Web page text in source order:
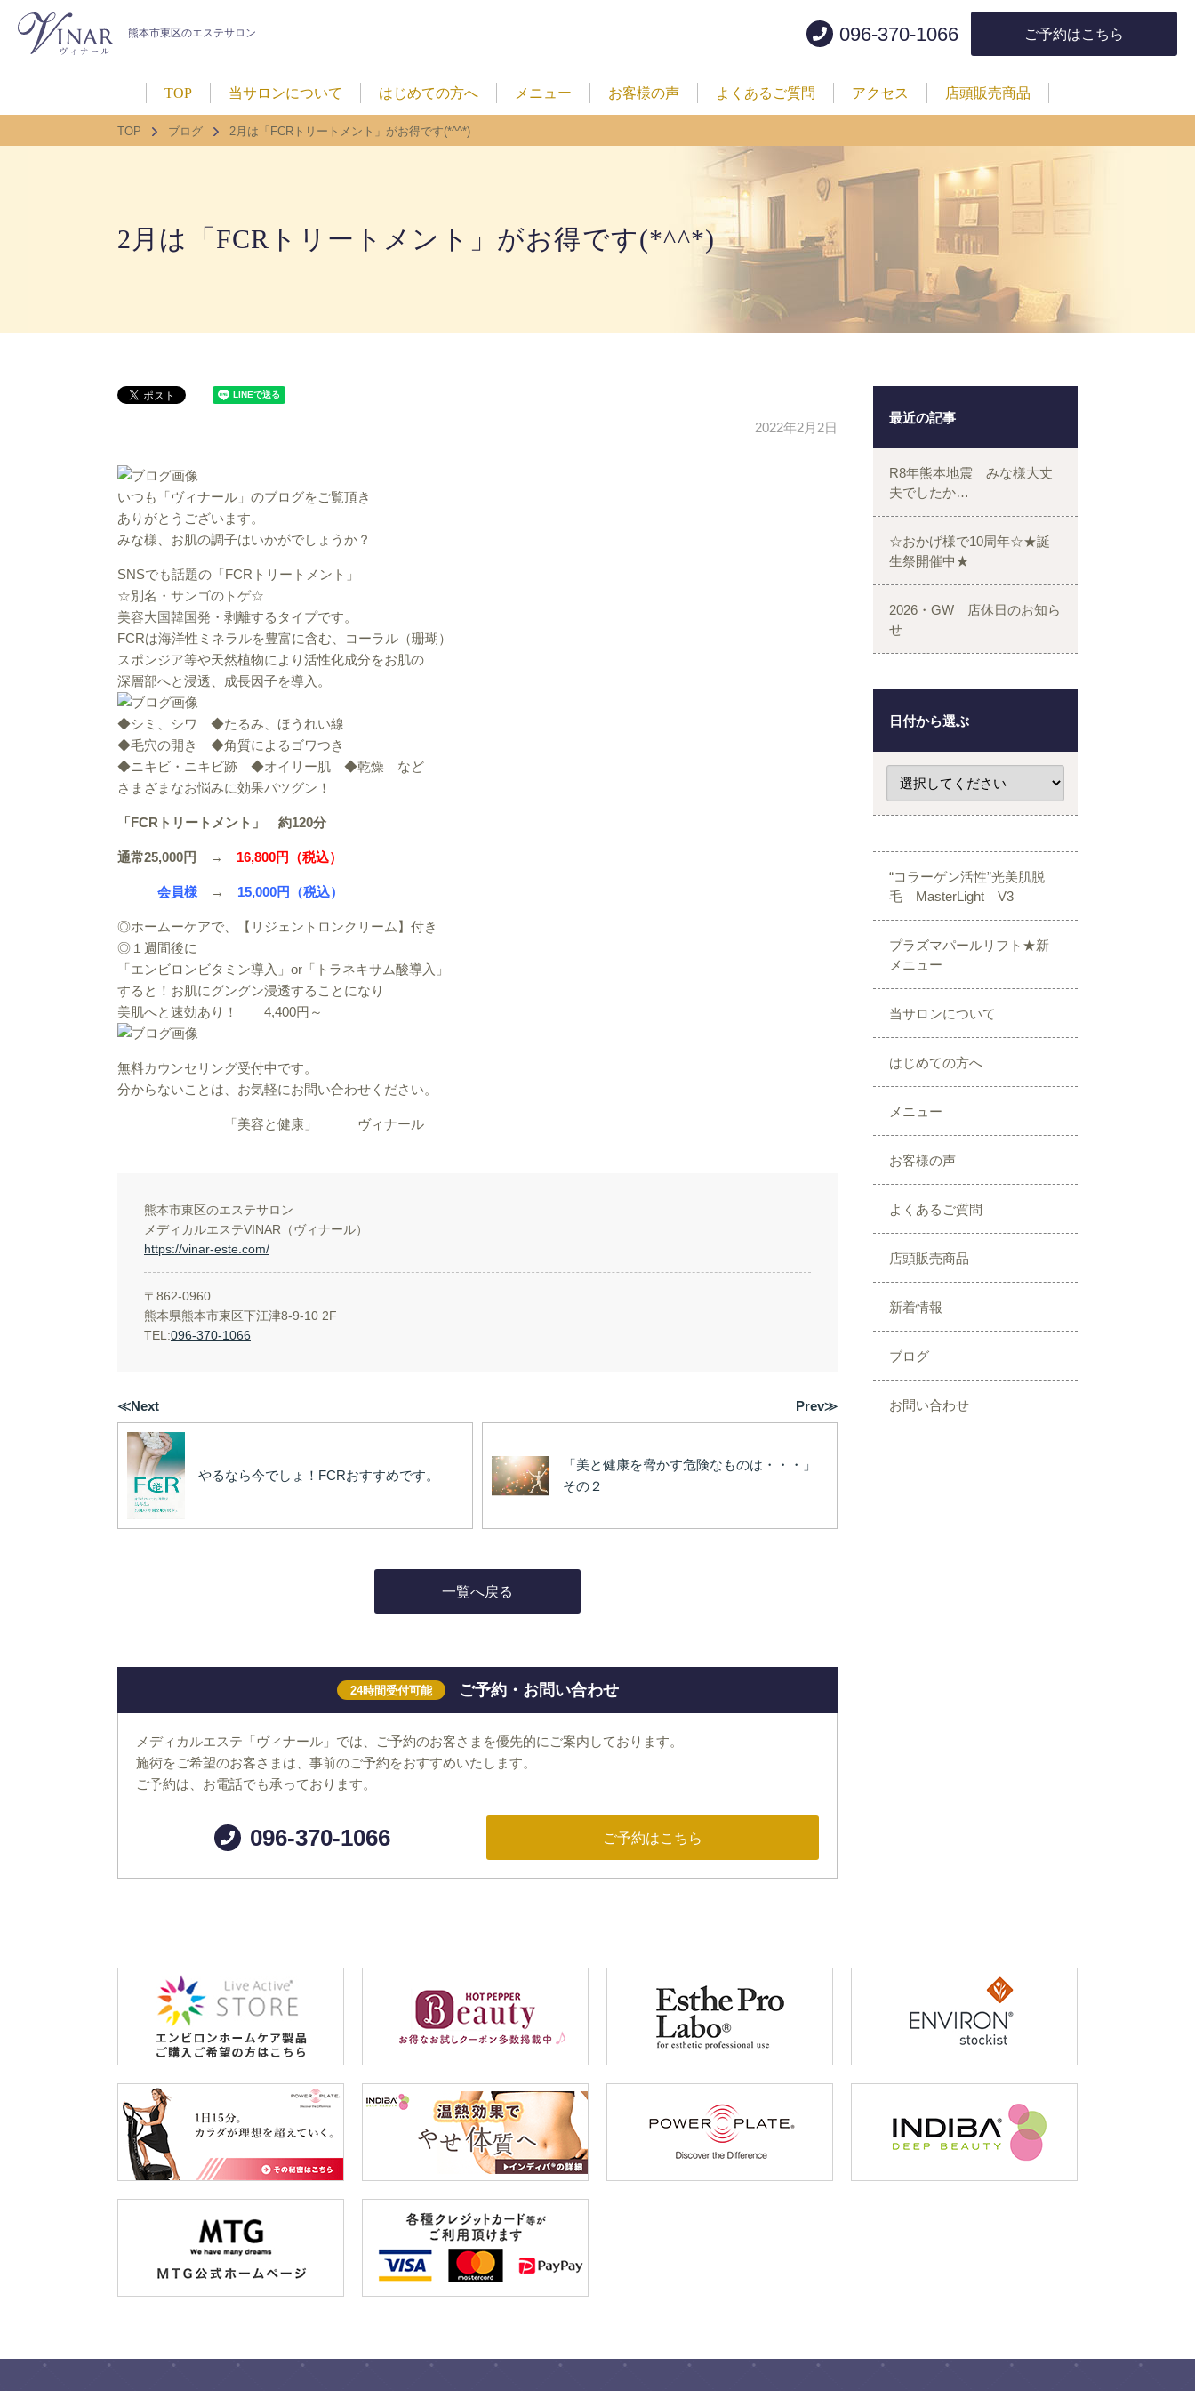
熊本市東区のエステサロン 096-370-1066 ご予約はこちら
TOP 当サロンについて はじめての方へ メニュー お客様の声 よくあるご質問 アクセス 店頭販売商品
TOP ブログ 2月は「FCRトリートメント」がお得です(*^^*)
2月は「FCRトリートメント」がお得です(*^^*)
2022年2月2日
いつも「ヴィナール」のブログをご覧頂き
ありがとうございます。
みな様、お肌の調子はいかがでしょうか？
SNSでも話題の「FCRトリートメント」
☆別名・サンゴのトゲ☆
美容大国韓国発・剥離するタイプです。
FCRは海洋性ミネラルを豊富に含む、コーラル（珊瑚）
スポンジア等や天然植物により活性化成分をお肌の
深層部へと浸透、成長因子を導入。
◆シミ、シワ ◆たるみ、ほうれい線
◆毛穴の開き ◆角質によるゴワつき
◆ニキビ・ニキビ跡 ◆オイリー肌 ◆乾燥 など
さまざまなお悩みに効果バツグン！
「FCRトリートメント」 約120分
通常25,000円 → 16,800円（税込）
会員様 → 15,000円（税込）
◎ホームーケアで、【リジェントロンクリーム】付き
◎１週間後に
「エンビロンビタミン導入」or「トラネキサム酸導入」
すると！お肌にグングン浸透することになり
美肌へと速効あり！ 4,400円～
無料カウンセリング受付中です。
分からないことは、お気軽にお問い合わせください。
「美容と健康」 ヴィナール
熊本市東区のエステサロン
メディカルエステVINAR（ヴィナール）
https://vinar-este.com/
〒862-0960
熊本県熊本市東区下江津8-9-10 2F
TEL:096-370-1066
≪Next
やるなら今でしょ！FCRおすすめです。
Prev≫
「美と健康を脅かす危険なものは・・・」
その２
一覧へ戻る
24時間受付可能 ご予約・お問い合わせ
メディカルエステ「ヴィナール」では、ご予約のお客さまを優先的にご案内しております。
施術をご希望のお客さまは、事前のご予約をおすすめいたします。
ご予約は、お電話でも承っております。
096-370-1066 ご予約はこちら
最近の記事
R8年熊本地震 みな様大丈
夫でしたか…
☆おかげ様で10周年☆★誕
生祭開催中★
2026・GW 店休日のお知ら
せ
日付から選ぶ
“コラーゲン活性”光美肌脱
毛 MasterLight V3
プラズマパールリフト★新
メニュー
当サロンについて
はじめての方へ
メニュー
お客様の声
よくあるご質問
店頭販売商品
新着情報
ブログ
お問い合わせ